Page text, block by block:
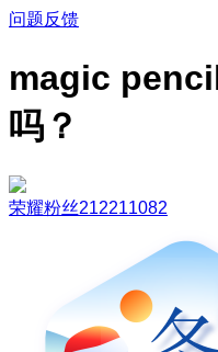
问题反馈
magic
吗？
荣耀粉丝212211082